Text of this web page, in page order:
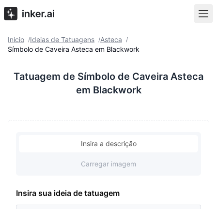
Início /Ideias de Tatuagens /Asteca /
Símbolo de Caveira Asteca em Blackwork
Tatuagem de Símbolo de Caveira Asteca
em Blackwork
Insira a descrição
Carregar imagem
Insira sua ideia de tatuagem